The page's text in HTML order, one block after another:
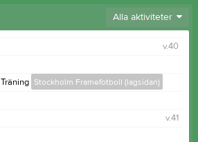
Alla aktiviteter
v.40
Träning Stockholm Framefotboll (lagsidan)
v.41